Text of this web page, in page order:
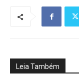
Leia Também